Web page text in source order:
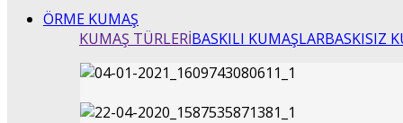
ÖRME KUMAŞ
KUMAŞ TÜRLERİBASKILI KUMAŞLARBASKISIZ